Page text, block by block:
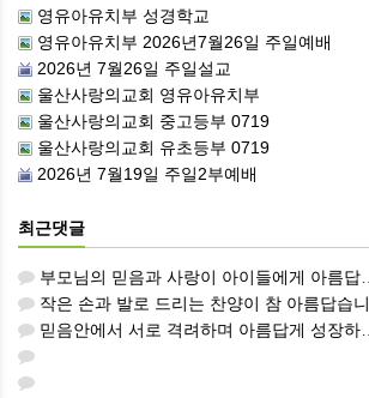
영유아유치부 성경학교
영유아유치부 2026년7월26일 주일예배
2026년 7월26일 주일설교
울산사랑의교회 영유아유치부
울산사랑의교회 중고등부 0719
울산사랑의교회 유초등부 0719
2026년 7월19일 주일2부예배
최근댓글
부모님의 믿음과 사랑이 아이들에게 아름답게 이어지길 축복합니다
작은 손과 발로 드리는 찬양이 참 아름답습니다 하나님의 사랑이 늘 함께하길 기도합니다
믿음안에서 서로 격려하며 아름답게 성장하는 중고등부가 되길 응원합니다